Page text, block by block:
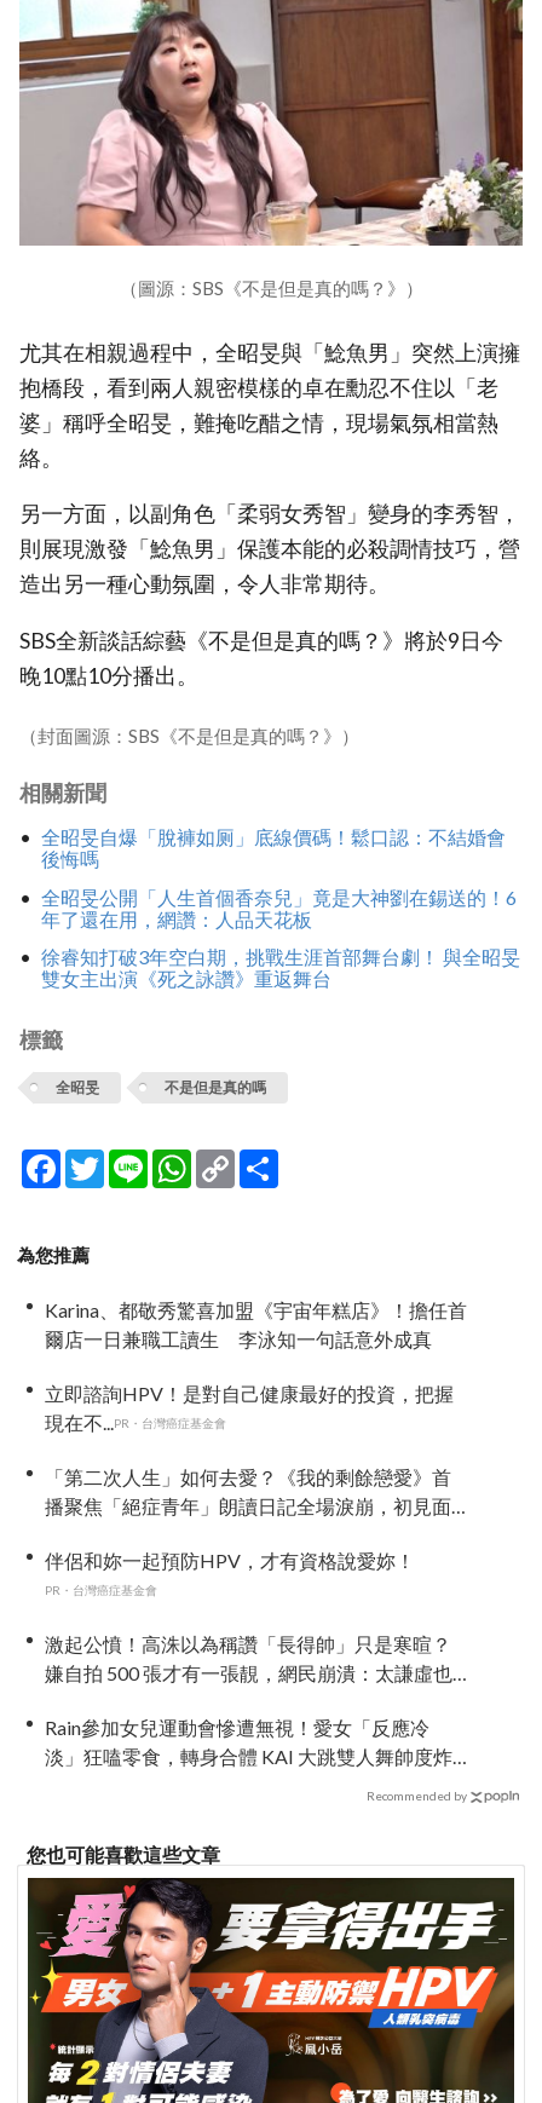
（圖源：SBS《不是但是真的嗎？》）
尤其在相親過程中，全昭旻與「鯰魚男」突然上演擁
抱橋段，看到兩人親密模樣的卓在勳忍不住以「老
婆」稱呼全昭旻，難掩吃醋之情，現場氣氛相當熱
絡。
另一方面，以副角色「柔弱女秀智」變身的李秀智，
則展現激發「鯰魚男」保護本能的必殺調情技巧，營
造出另一種心動氛圍，令人非常期待。
SBS全新談話綜藝《不是但是真的嗎？》將於9日今
晚10點10分播出。
（封面圖源：SBS《不是但是真的嗎？》）
相關新聞
全昭旻自爆「脫褲如厕」底線價碼！鬆口認：不結婚會
後悔嗎
全昭旻公開「人生首個香奈兒」竟是大神劉在錫送的！6
年了還在用，網讚：人品天花板
徐睿知打破3年空白期，挑戰生涯首部舞台劇！ 與全昭旻
雙女主出演《死之詠讚》重返舞台
標籤
全昭旻 不是但是真的嗎
Facebook
TwitterLine WhatsApp
Copy
Link
為您推薦
Karina、都敬秀驚喜加盟《宇宙年糕店》！擔任首
爾店一日兼職工讀生 李泳知一句話意外成真
立即諮詢HPV！是對自己健康最好的投資，把握
現在不...PR・台灣癌症基金會
「第二次人生」如何去愛？《我的剩餘戀愛》首
播聚焦「絕症青年」朗讀日記全場淚崩，初見面
伴侶和妳一起預防HPV，才有資格說愛妳！
PR・台灣癌症基金會
激起公憤！高洙以為稱讚「長得帥」只是寒暄？
嫌自拍 500 張才有一張靚，網民崩潰：太謙虛也
Rain參加女兒運動會慘遭無視！愛女「反應冷
淡」狂嗑零食，轉身合體 KAI 大跳雙人舞帥度炸
Recommended by
您也可能喜歡這些文章